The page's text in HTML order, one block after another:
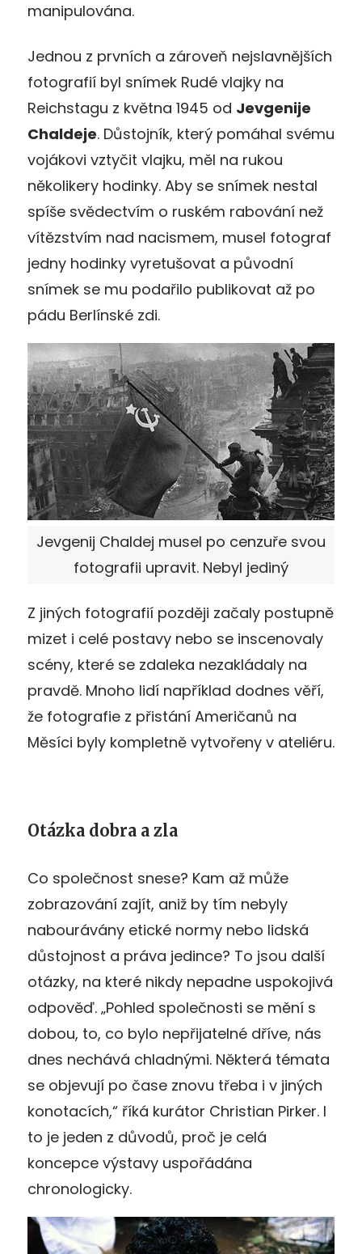
manipulována.
Jednou z prvních a zároveň nejslavnějších
fotografií byl snímek Rudé vlajky na
Reichstagu z května 1945 od Jevgenije
Chaldeje. Důstojník, který pomáhal svému
vojákovi vztyčit vlajku, měl na rukou
několikery hodinky. Aby se snímek nestal
spíše svědectvím o ruském rabování než
vítězstvím nad nacismem, musel fotograf
jedny hodinky vyretušovat a původní
snímek se mu podařilo publikovat až po
pádu Berlínské zdi.
Jevgenij Chaldej musel po cenzuře svou
fotografii upravit. Nebyl jediný
Z jiných fotografií později začaly postupně
mizet i celé postavy nebo se inscenovaly
scény, které se zdaleka nezakládaly na
pravdě. Mnoho lidí například dodnes věří,
že fotografie z přistání Američanů na
Měsíci byly kompletně vytvořeny v ateliéru.
Otázka dobra a zla
Co společnost snese? Kam až může
zobrazování zajít, aniž by tím nebyly
nabourávány etické normy nebo lidská
důstojnost a práva jedince? To jsou další
otázky, na které nikdy nepadne uspokojivá
odpověď. „Pohled společnosti se mění s
dobou, to, co bylo nepřijatelné dříve, nás
dnes nechává chladnými. Některá témata
se objevují po čase znovu třeba i v jiných
konotacích,“ říká kurátor Christian Pirker. I
to je jeden z důvodů, proč je celá
koncepce výstavy uspořádána
chronologicky.